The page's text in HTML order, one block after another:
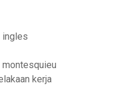
ingles
kerja